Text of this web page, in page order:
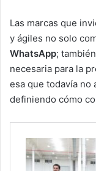
Las marcas que
y ágiles no solo
WhatsApp;
necesaria para la
esa que todavía no
definiendo cómo